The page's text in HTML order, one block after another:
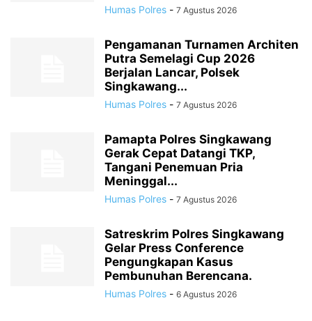
Humas Polres - 7 Agustus 2026
Pengamanan Turnamen Architen
Putra Semelagi Cup 2026
Berjalan Lancar, Polsek
Singkawang...
Humas Polres - 7 Agustus 2026
Pamapta Polres Singkawang
Gerak Cepat Datangi TKP,
Tangani Penemuan Pria
Meninggal...
Humas Polres - 7 Agustus 2026
Satreskrim Polres Singkawang
Gelar Press Conference
Pengungkapan Kasus
Pembunuhan Berencana.
Humas Polres - 6 Agustus 2026